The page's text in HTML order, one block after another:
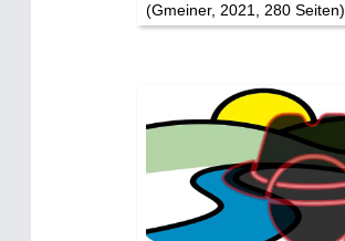
TV & Kino
Wer hat wo gedreht?
Mediathek
Impressum
Datenschutz
(Gmeiner, 2021, 280 Seiten)